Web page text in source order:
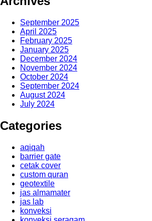
September 2025
April 2025
February 2025
January 2025
December 2024
November 2024
October 2024
September 2024
August 2024
July 2024
Categories
aqiqah
barrier gate
cetak cover
custom quran
geotextile
jas almamater
jas lab
konveksi